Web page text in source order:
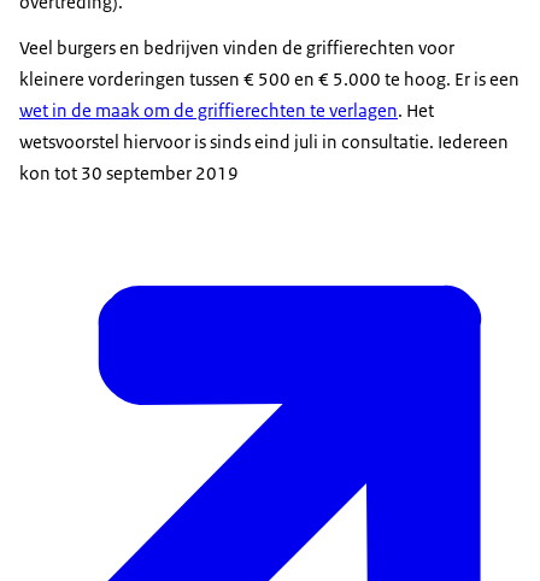
Veel burgers en bedrijven vinden de griffierechten voor
kleinere vorderingen tussen € 500 en € 5.000 te hoog. Er is een
wet in de maak om de griffierechten te verlagen. Het
wetsvoorstel hiervoor is sinds eind juli in consultatie. Iedereen
kon tot 30 september 2019